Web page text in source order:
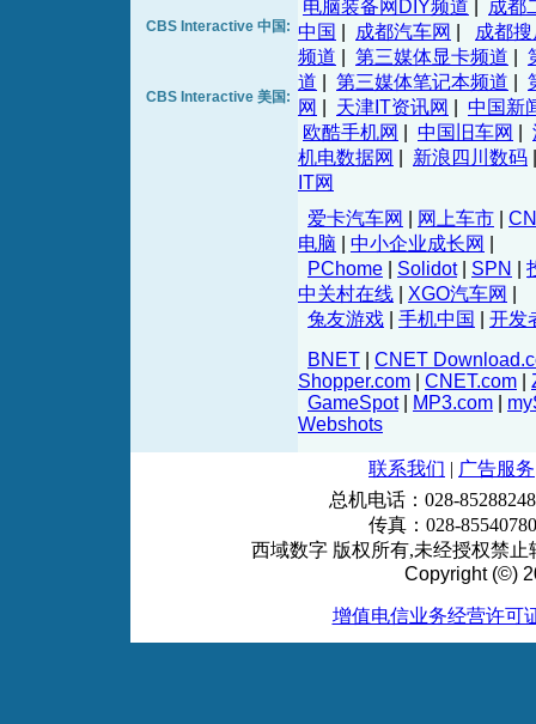
CBS Interactive 中国:
CBS Interactive 美国:
电脑装备网DIY频道
成都
中国
成都汽车网
成都
频道
第三媒体显卡频道
道
第三媒体笔记本频道
网
天津IT资讯网
中国新
欧酷手机网
中国旧车网
机电数据网
新浪四川数码
IT网
爱卡汽车网
网上车市
电脑
中小企业成长网
PChome
Solidot| SPN
中关村在线
XGO汽车网
兔友游戏
手机中国
开发
BNET
CNET
Shopper.com
CNET.com
GameSpot| MP3.com
Webshots
联系我们 | 广告服务
总机电话：028-
传真：028-
西域数字 版权所有,未经授权禁止转
Copyright (©)
增值电信业务经营许可